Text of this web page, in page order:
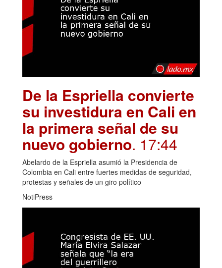
De la Espriella convierte
su investidura en Cali en
la primera señal de su
nuevo gobierno. 17:44
Abelardo de la Espriella asumió la Presidencia de
Colombia en Cali entre fuertes medidas de seguridad,
protestas y señales de un giro político
NotiPress